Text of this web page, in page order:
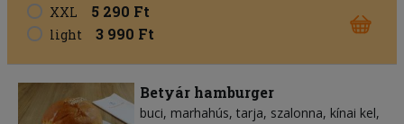
XXL
5 290 Ft
light 3 990 Ft
Betyár hamburger
buci marhahús tarja szalonna kínai kel